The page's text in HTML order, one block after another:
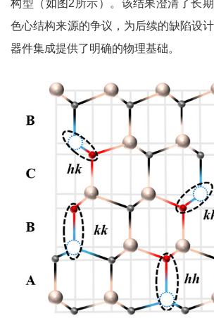
构型（如图2所示）。该结果澄清了长
色心结构来源的争议，为后续的缺陷设
器件集成提供了明确的物理基础。